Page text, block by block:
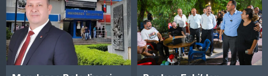
Tarımda GDO ve korsan
tohum tehlikesi